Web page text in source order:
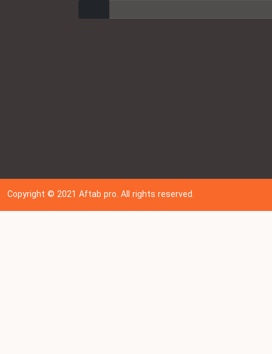
Copyright © 202 1Aftab pro. All rights reserved.